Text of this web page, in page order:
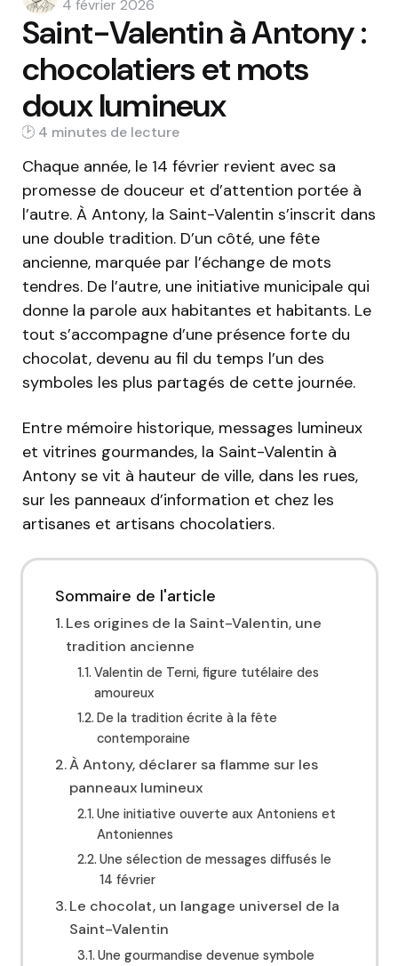
by
4 février 2026
Saint-Valentin à Antony :
chocolatiers et mots
doux lumineux
4 min
Chaque année, le 14 février revient avec sa
promesse de douceur et d’attention portée à
l’autre. À Antony, la Saint-Valentin s’inscrit dans
une double tradition. D’un côté, une fête
ancienne, marquée par l’échange de mots
tendres. De l’autre, une initiative municipale qui
donne la parole aux habitantes et habitants. Le
tout s’accompagne d’une présence forte du
chocolat, devenu au fil du temps l’un des
symboles les plus partagés de cette journée.
Entre mémoire historique, messages lumineux
et vitrines gourmandes, la Saint-Valentin à
Antony se vit à hauteur de ville, dans les rues,
sur les panneaux d’information et chez les
artisanes et artisans chocolatiers.
Sommaire de l'article
Les origines de la Saint-Valentin, une
tradition ancienne
Valentin de Terni, figure tutélaire des
amoureux
De la tradition écrite à la fête
contemporaine
À Antony, déclarer sa flamme sur les
panneaux lumineux
Une initiative ouverte aux Antoniens et
Antoniennes
Une sélection de messages diffusés le
14 février
Le chocolat, un langage universel de la
Saint-Valentin
Une gourmandise devenue symbole